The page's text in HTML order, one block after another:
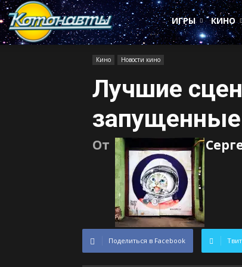
Котонавты
ИГРЫ
КИНО
Кино Новости кино
Лучшие
запущенные
От
Поделиться в Facebook